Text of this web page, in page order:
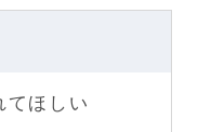
てほしい